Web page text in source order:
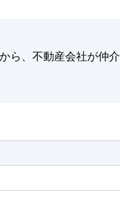
ら、不動産会社が仲介